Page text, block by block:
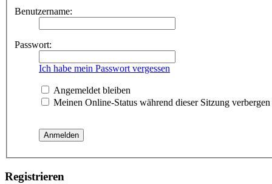
Benutzername:
Passwort:
Ich habe mein Passwort vergessen
Angemeldet bleiben
Meinen Online-Status während dieser Sitzung verbergen
Registrieren